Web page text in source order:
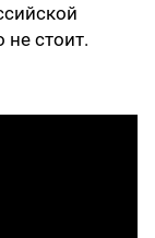
не стоит.